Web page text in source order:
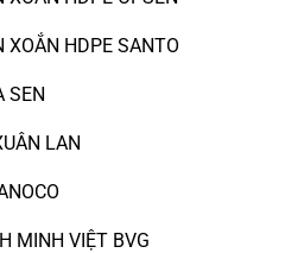
XOẮN HDPE SANTO
SEN
LAN
MINH VIỆT BVG